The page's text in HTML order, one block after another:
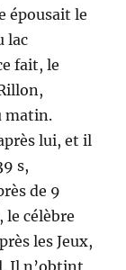
épousait le
lac
fait, le
matin.
lui, et il
s,
de 9
le célèbre
les Jeux,